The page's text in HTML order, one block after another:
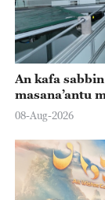
An kafa
masana’antu
08-Aug-2026